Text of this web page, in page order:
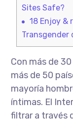
Sites Safe?
18Enjoy &
Con más de
más de 50
mayoría
íntimas. El
filtrar a través